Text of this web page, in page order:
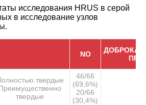
исследования HRUS в серой
в исследование узлов
NO
твердые
твердые
46/66
(69,6%)
20/66
(30,4%)